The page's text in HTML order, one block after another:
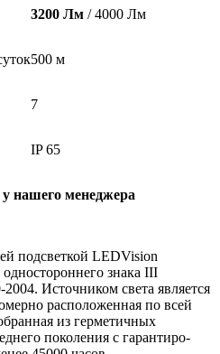
3200 Лм / 4000 Лм
500 м
7
IP 65
нашего менеджера
подсветкой LEDVision
знака III
Источником света является
расположенная по всей
из герметичных
поколения с гарантиро-